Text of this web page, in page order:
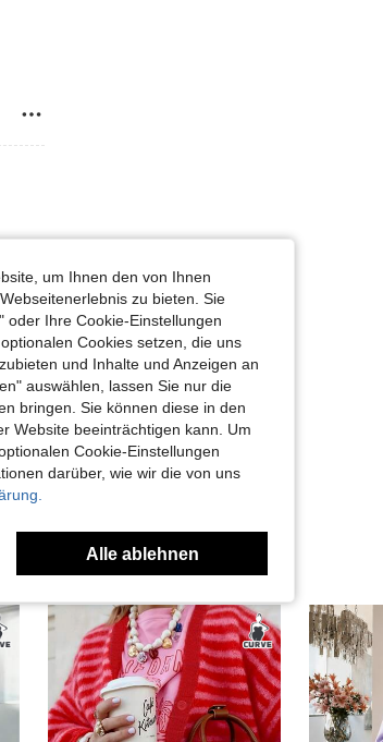
cm / 42 in, Farbe: Gelb, Größe: 0XL
um Ihnen den von Ihnen
zu bieten. Sie
oder Ihre Cookie-Einstellungen
Cookies setzen, die uns
und Inhalte und Anzeigen an
auswählen, lassen Sie nur die
bringen. Sie können diese in den
Website beeinträchtigen kann. Um
Cookie-Einstellungen
darüber, wie wir die von uns
Alle ablehnen